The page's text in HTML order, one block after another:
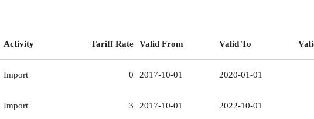
Activity Tariff Rate Valid From Valid To
Import 0 2017-10-01 2020-01-01
Import 3 2017-10-01 2022-10-01